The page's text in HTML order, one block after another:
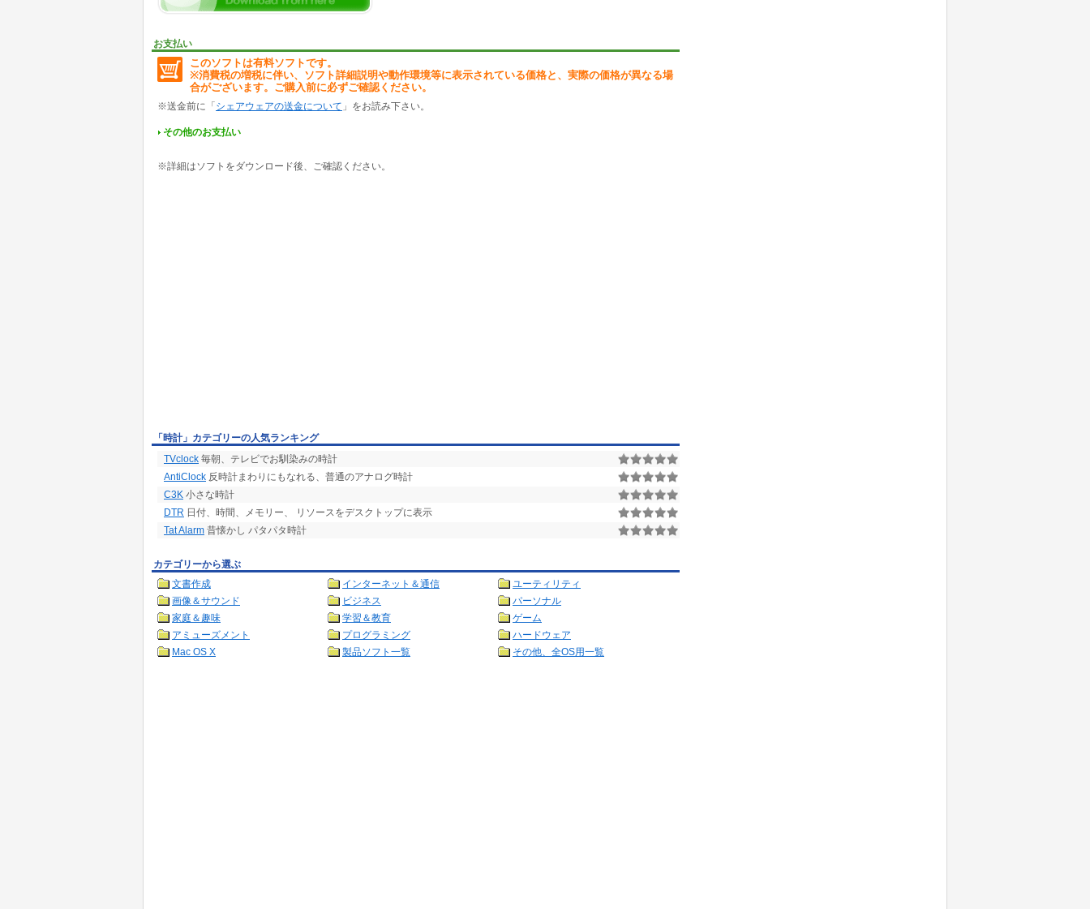
お支払い
このソフトは有料ソフトです。
※消費税の増税に伴い、ソフト詳細説明や動作環境等に表示されている価格と、実際の価格が異なる場
合がございます。ご購入前に必ずご確認ください。
※送金前に「 シェアウェアの送金について 」をお読み下さい。
その他のお支払い
※詳細はソフトをダウンロード後、ご確認ください。
「時計」カテゴリーの人気ランキング
TVclock 毎朝、テレビでお馴染みの時計
AntiClock 反時計まわりにもなれる、普通のアナログ時計
C3K 小さな時計
DTR 日付、時間、メモリー、 リソースをデスクトップに表示
Tat Alarm 昔懐かし パタパタ時計
カテゴリーから選ぶ
文書作成
インターネット＆通信
ユーティリティ
画像＆サウンド
ビジネス
パーソナル
家庭＆趣味
学習＆教育
ゲーム
アミューズメント
プログラミング
ハードウェア
Mac OS X
製品ソフト一覧 その他、全OS用一覧